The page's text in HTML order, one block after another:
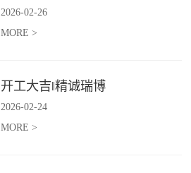
2026-02-26
MORE >
开工大吉‖精诚瑞博
2026-02-24
MORE >